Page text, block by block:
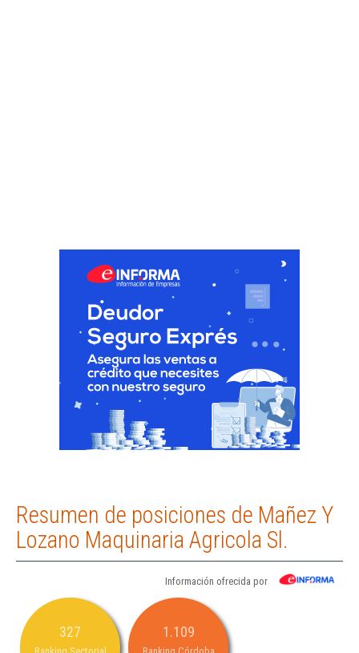
Resumen de posiciones de Mañez Y
Lozano Maquinaria Agricola Sl.
Información ofrecida por
327 1.109